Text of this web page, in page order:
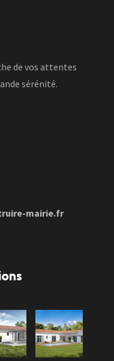
de vos attentes
sérénité.
mairie.fr